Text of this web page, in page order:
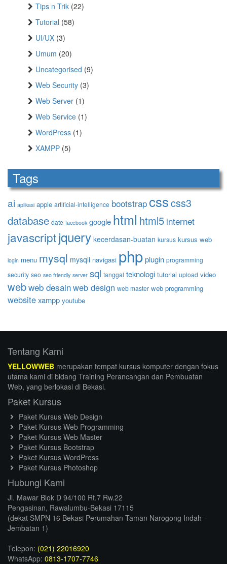
Tips n Trik (22)
Tutorial (58)
UI/UX (3)
Umum (20)
Uncategorised (9)
Web Security (3)
Web Server (1)
Web Service (1)
WordPress (1)
XAMPP (5)
Tags
ai aplikasi apple artificial-intelligence bootstrapcsscss3
database date facebook google html html5 internet
javascriptjquery kecerdasan-buatan kursus kursus web
login menu mysql mysqli navigasi phpplugin programming
security seo seo friendly server sql tanggal teknologi tutorial upload video
webweb desainweb design web master web programming
websitexampp youtube
Tentang Kami
YELLOWWEB merupakan tempat kursus komputer dengan fokus
utama kami di bidang Training Perancangan dan Pembuatan
Web, yang berlokasi di Bekasi.
Paket Kursus
Paket Kursus Web Design
Paket Kursus Web Programming
Paket Kursus Web Master
Paket Kursus Bootstrap
Paket Kursus WordPress
Paket Kursus Photoshop
Hubungi Kami
Jl. Mawar Blok D 94/100 Rt.7 Rw.22
Pengasinan, Rawalumbu-Bekasi 17115
(dekat SMPN 16 Bekasi Perumahan Taman Narogong Indah -
Jembatan 1)
Telepon: (021) 22016920
WhatsApp: 0813-1707-7746